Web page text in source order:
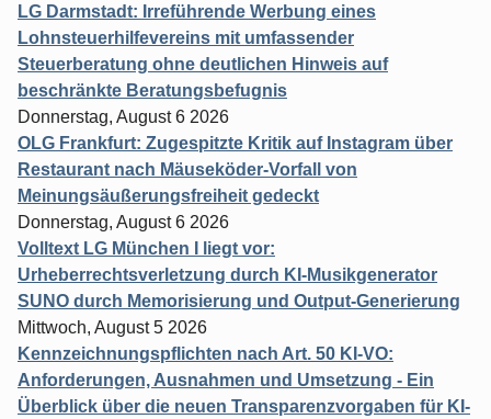
LG Darmstadt: Irreführende Werbung eines
Lohnsteuerhilfevereins mit umfassender
Steuerberatung ohne deutlichen Hinweis auf
beschränkte Beratungsbefugnis
Donnerstag, August 6 2026
OLG Frankfurt: Zugespitzte Kritik auf Instagram über
Restaurant nach Mäuseköder-Vorfall von
Meinungsäußerungsfreiheit gedeckt
Donnerstag, August 6 2026
Volltext LG München I liegt vor:
Urheberrechtsverletzung durch KI-Musikgenerator
SUNO durch Memorisierung und Output-Generierung
Mittwoch, August 5 2026
Kennzeichnungspflichten nach Art. 50 KI-VO:
Anforderungen, Ausnahmen und Umsetzung - Ein
Überblick über die neuen Transparenzvorgaben für KI-